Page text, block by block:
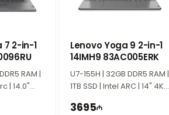
можно использовать в разных
7 2-in-1
RAM |
| 14.0"
Lenovo Yoga 9 2-in-1
14IMH9 83AC005ERK
U7-155H | 32GB DDR5 RAM |
1TB SSD | Intel ARC | 14" 4K |
3695